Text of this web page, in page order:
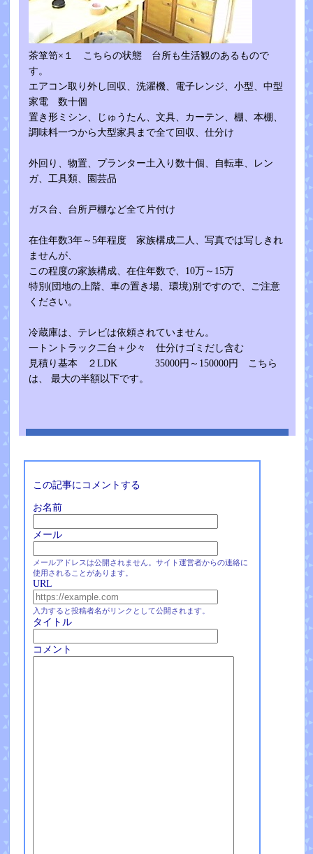
茶箪笥×１ こちらの状態 台所も生活観のあるもので
す。
エアコン取り外し回収、洗濯機、電子レンジ、小型、中型
家電 数十個
置き形ミシン、じゅうたん、文具、カーテン、棚、本棚、
調味料一つから大型家具まで全て回収、仕分け
外回り、物置、プランター土入り数十個、自転車、レン
ガ、工具類、園芸品
ガス台、台所戸棚など全て片付け
在住年数3年～5年程度 家族構成二人、写真では写しきれ
ませんが、
この程度の家族構成、在住年数で、10万～15万
特別(団地の上階、車の置き場、環境)別ですので、ご注意
ください。
冷蔵庫は、テレビは依頼されていません。
一トントラック二台＋少々 仕分けゴミだし含む
見積り基本 ２LDK 35000円～150000円 こちら
は、 最大の半額以下です。
この記事にコメントする
お名前
メール
メールアドレスは公開されません。サイト運営者からの連絡に
使用されることがあります。
URL
入力すると投稿者名がリンクとして公開されます。
タイトル
コメント